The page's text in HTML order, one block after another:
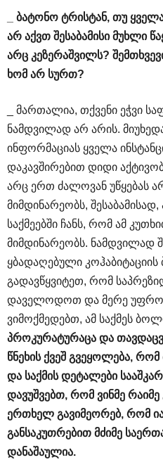
ბატონო ტრისტან, თუ
არ აქვთ შესაბამისი მუხლი
არც კეზერაშვილს?
ხომ არ სურთ?
_ მართალია, თქვენი ეჭვი
ნამდვილად არ არის.
ინფორმაციას ყველა
დაკავშირებით დიდი
არც ერთ ძალოვან უწყებას
მიმდინარეობს,
საქმეებში ჩანს, რომ ამ
მიმდინარეობს. ნამდვილად
ყბადაღებული
გადავწყვიტეთ, რომ
დაველოდოთ და მერე უფრო
ვიმოქმედებთ, ამ საქმეს
პროკურატურაცა და
წნეხის ქვეშ გვეყოლება, რომ
და საქმის დეტალები
დავუშვებთ, რომ ვინმე რაიმე
ერთხელ გავიმეორებ, რომ
განსაკუთრებით მძიმე
დანაშაულია.